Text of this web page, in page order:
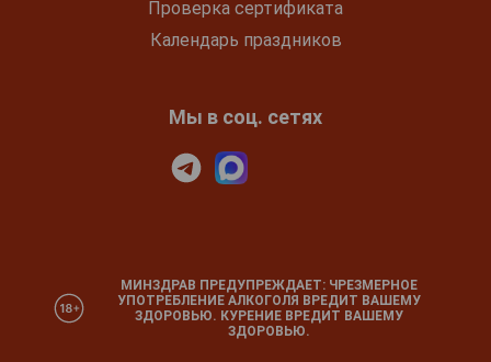
Проверка сертификата
Календарь праздников
Мы в соц. сетях
МИНЗДРАВ ПРЕДУПРЕЖДАЕТ: ЧРЕЗМЕРНОЕ
УПОТРЕБЛЕНИЕ АЛКОГОЛЯ ВРЕДИТ ВАШЕМУ
ЗДОРОВЬЮ. КУРЕНИЕ ВРЕДИТ ВАШЕМУ
ЗДОРОВЬЮ.